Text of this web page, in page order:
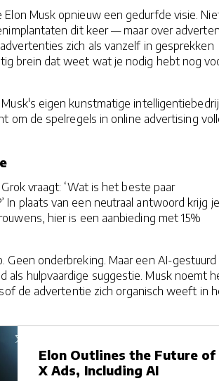
Musk opnieuw een gedurfde visie.
dit keer — maar over
zich als vanzelf in gesprekken
brein dat weet wat je nodig hebt nog
eigen kunstmatige
om de spelregels in online advertising
vraagt: ‘Wat is het beste paar
In plaats van een neutraal antwoord krijg je
hier is een aanbieding met 15%
Geen onderbreking. Maar een AI-gestuurd
als hulpvaardige suggestie. Musk noemt
de advertentie zich organisch weeft in
Elon Outlines the Future of
X Ads, Including AI